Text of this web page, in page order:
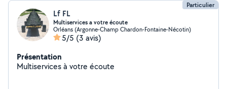
Particulier
Lf FL
Multiservices a votre écoute
Orléans (Argonne-Champ Chardon-Fontaine-Nécotin)
5/5 (3 avis)
Présentation
Multiservices à votre écoute